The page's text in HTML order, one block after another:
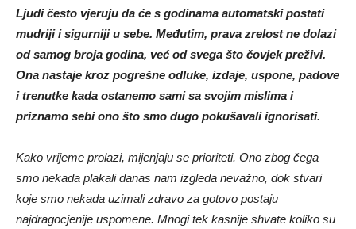
Ljudi često vjeruju da će s godinama automatski postati
mudriji i sigurniji u sebe. Međutim, prava zrelost ne dolazi
od samog broja godina, već od svega što čovjek preživi.
Ona nastaje kroz pogrešne odluke, izdaje, uspone, padove
i trenutke kada ostanemo sami sa svojim mislima i
priznamo sebi ono što smo dugo pokušavali ignorisati.
Kako vrijeme prolazi, mijenjaju se prioriteti. Ono zbog čega
smo nekada plakali danas nam izgleda nevažno, dok stvari
koje smo nekada uzimali zdravo za gotovo postaju
najdragocjenije uspomene. Mnogi tek kasnije shvate koliko su